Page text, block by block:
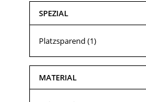
SPEZIAL
Platzsparend (1)
MATERIAL